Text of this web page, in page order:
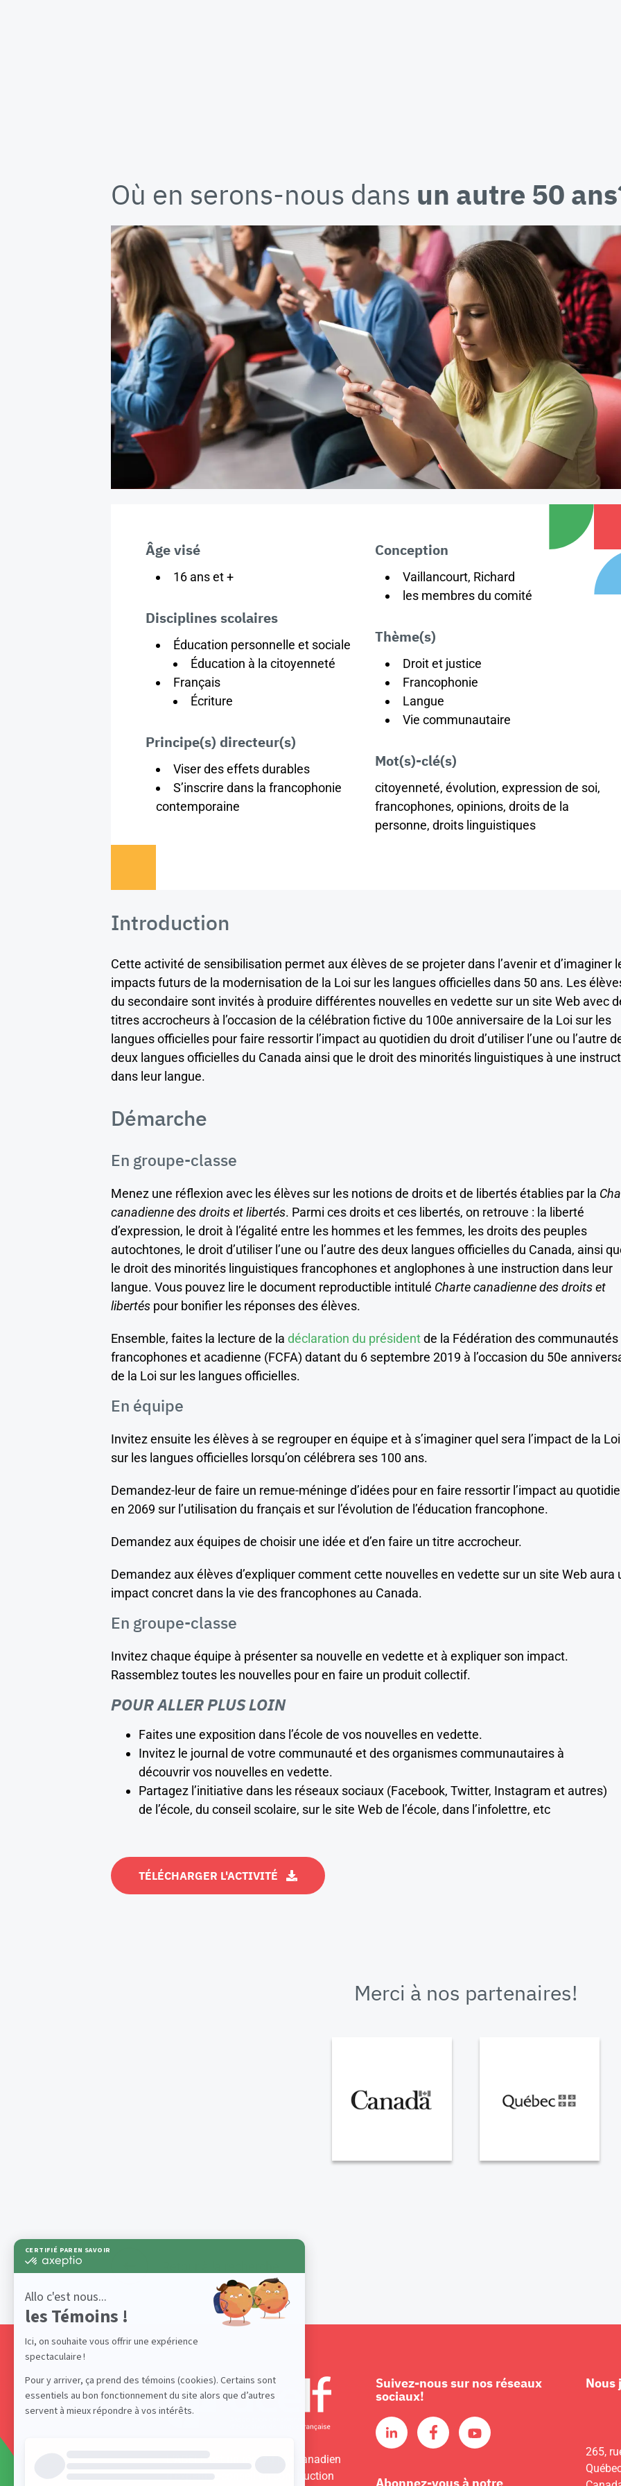
Où en serons-nous dans un autre 50
Âge visé
16 ans et +
Disciplines scolaires
Éducation personnelle et sociale
Éducation à la citoyenneté
Français
Écriture
Principe(s) directeur(s)
Viser des effets durables
S’inscrire dans la francophonie
contemporaine
Conception
Vaillancourt, Richard
les membres du comité
Thème(s)
Droit et justice
Francophonie
Langue
Vie communautaire
Mot(s)-clé(s)
citoyenneté, évolution, expression de soi,
francophones, opinions, droits de la
personne, droits linguistiques
Introduction
Cette activité de sensibilisation permet aux élèves de se projeter dans l’avenir et d’imaginer
impacts futurs de la modernisation de la Loi sur les langues officielles dans 50 ans. Les
du secondaire sont invités à produire différentes nouvelles en vedette sur un site Web avec
titres accrocheurs à l’occasion de la célébration fictive du 100e anniversaire de la Loi sur les
langues officielles pour faire ressortir l’impact au quotidien du droit d’utiliser l’une ou l’autre
deux langues officielles du Canada ainsi que le droit des minorités linguistiques à une
dans leur langue.
Démarche
En groupe-classe
Menez une réflexion avec les élèves sur les notions de droits et de libertés établies par la
canadienne des droits et libertés. Parmi ces droits et ces libertés, on retrouve : la liberté
d’expression, le droit à l’égalité entre les hommes et les femmes, les droits des peuples
autochtones, le droit d’utiliser l’une ou l’autre des deux langues officielles du Canada, ainsi
le droit des minorités linguistiques francophones et anglophones à une instruction dans leur
langue. Vous pouvez lire le document reproductible intitulé Charte canadienne des droits et
libertés pour bonifier les réponses des élèves.
Ensemble, faites la lecture de la déclaration du présidentde la Fédération des communautés
francophones et acadienne (FCFA) datant du 6 septembre 2019 à l’occasion du 50e
de la Loi sur les langues officielles.
En équipe
Invitez ensuite les élèves à se regrouper en équipe et à s’imaginer quel sera l’impact de la Loi
sur les langues officielles lorsqu’on célébrera ses 100 ans.
Demandez-leur de faire un remue-méninge d’idées pour en faire ressortir l’impact au
en 2069 sur l’utilisation du français et sur l’évolution de l’éducation francophone.
Demandez aux équipes de choisir une idée et d’en faire un titre accrocheur.
Demandez aux élèves d’expliquer comment cette nouvelles en vedette sur un site Web aura
impact concret dans la vie des francophones au Canada.
En groupe-classe
Invitez chaque équipe à présenter sa nouvelle en vedette et à expliquer son impact.
Rassemblez toutes les nouvelles pour en faire un produit collectif.
POUR ALLER PLUS LOIN
Faites une exposition dans l’école de vos nouvelles en vedette.
Invitez le journal de votre communauté et des organismes communautaires à
découvrir vos nouvelles en vedette.
Partagez l’initiative dans les réseaux sociaux (Facebook, Twitter, Instagram et autres)
de l’école, du conseil scolaire, sur le site Web de l’école, dans l’infolettre, etc
TÉLÉCHARGER L'ACTIVITÉ
Merci à nos partenaires!
L’ACELF est un réseau pancanadien
d’expertise-conseil en construction
Suivez-nous sur nos réseaux
sociaux!
Nous
265,